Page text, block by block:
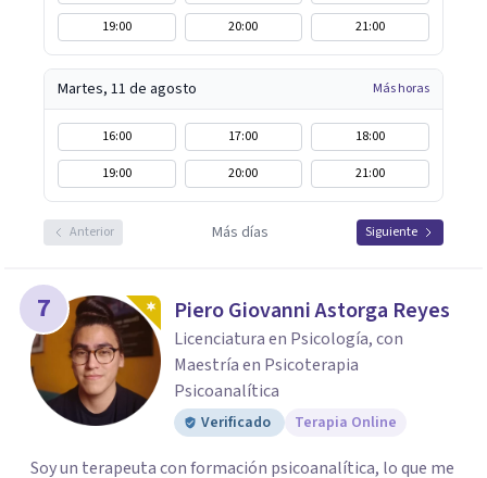
19:00
20:00 21:00
Martes, 11 de agosto Más horas
16:00 17:00
18:00
19:00
20:00 21:00
Anterior Más días Siguiente
7 Piero Giovanni Astorga Reyes
Licenciatura en Psicología, con
Maestría en Psicoterapia
Psicoanalítica
Verificado Terapia Online
Soy un terapeuta con formación psicoanalítica, lo que me